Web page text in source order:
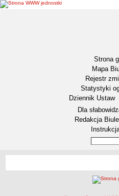
Strona
Mapa
Rejestr
Statystyki
Dziennik Ustaw
Menu dodatkowe
Dla
Redakcja